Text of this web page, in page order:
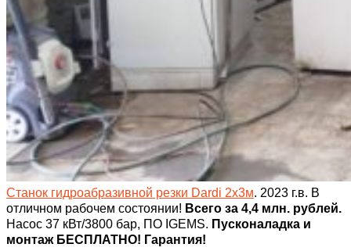
Станок гидроабразивной резки Dardi 2х3м. 2023 г.в. В
отличном рабочем состоянии! Всего за 4,4 млн. рублей.
Насос 37 кВт/3800 бар, ПО IGEMS. Пусконаладка и
монтаж БЕСПЛАТНО! Гарантия!